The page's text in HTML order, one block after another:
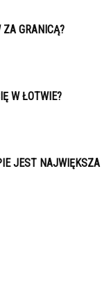
GRANICĄ?
W ŁOTWIE?
JEST NAJWIĘKSZA